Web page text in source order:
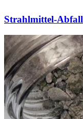
Strahlmittel-Abfall